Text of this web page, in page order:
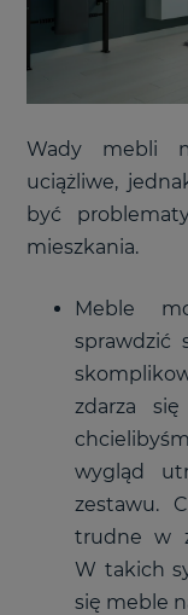
Wady mebli
uciążliwe,
być
mieszkania.
Meble
sprawdzić
zdarza
wygląd
zestawu.
trudne w
W takich
się meble